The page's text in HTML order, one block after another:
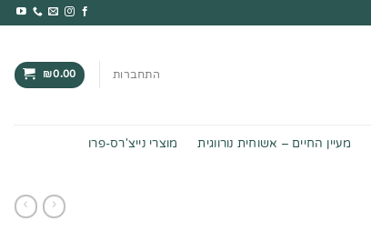
התחברות ₪0.00
מעיין החיים – אשוחית נורווגית מוצרי נייצ'רס-פרו